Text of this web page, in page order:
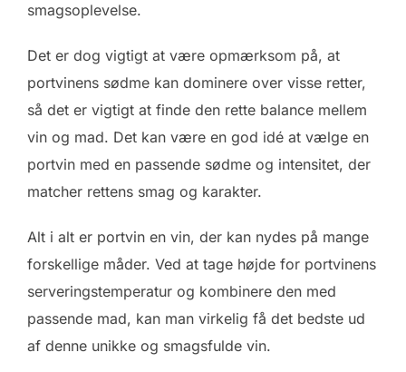
smagsoplevelse.
Det er dog vigtigt at være opmærksom på, at
portvinens sødme kan dominere over visse retter,
så det er vigtigt at finde den rette balance mellem
vin og mad. Det kan være en god idé at vælge en
portvin med en passende sødme og intensitet, der
matcher rettens smag og karakter.
Alt i alt er portvin en vin, der kan nydes på mange
forskellige måder. Ved at tage højde for portvinens
serveringstemperatur og kombinere den med
passende mad, kan man virkelig få det bedste ud
af denne unikke og smagsfulde vin.